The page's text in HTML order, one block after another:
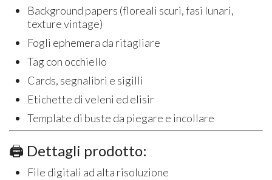
Background papers (floreali scuri, fasi lunari,
texture vintage)
Fogli ephemera da ritagliare
Tag con occhiello
Cards, segnalibri e sigilli
Etichette di veleni ed elisir
Template di buste da piegare e incollare
🖨️ Dettagli prodotto:
File digitali ad alta risoluzione